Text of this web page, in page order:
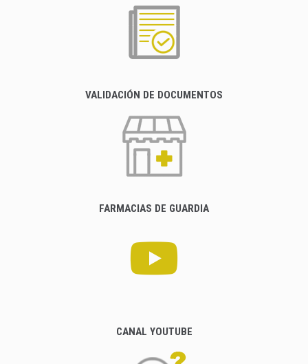
VALIDACIÓN DE DOCUMENTOS
FARMACIAS DE GUARDIA
CANAL YOUTUBE